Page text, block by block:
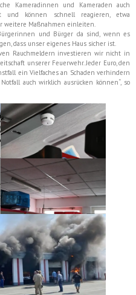
Kameradinnen und Kameraden auch
und können schnell reagieren, etwa
weitere Maßnahmen einleiten.
und Bürger da sind, wenn es
dass unser eigenes Haus sicher ist.
Rauchmeldern investieren wir nicht in
unserer Feuerwehr. Jeder Euro, den
ein Vielfaches an Schaden verhindern
auch wirklich ausrücken können“, so